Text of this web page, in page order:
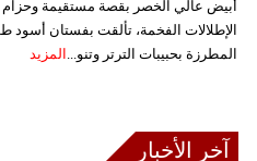
أبيض عالي الخصر بقصة مستقيمة وحزام
الإطلالات الفخمة، تألقت بفستان أسود
المطرزة بحبيبات الترتر وتنو... المزيد
آخر الأخبار